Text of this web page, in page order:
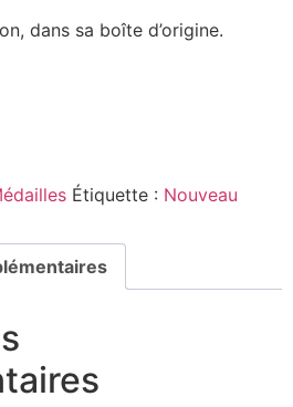
dans sa boîte d’origine.
Étiquette : Nouveau